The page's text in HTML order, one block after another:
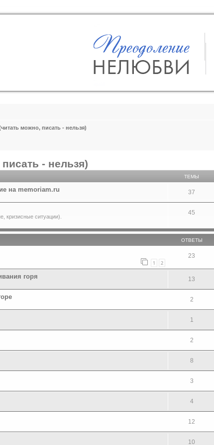
можно, писать - нельзя)
- нельзя)
ТЕМЫ
на memoriam.ru 37
кризисные ситуации).
45
ОТВЕТЫ
1 2
23
горя 13
2
1
2
8
3
4
12
10